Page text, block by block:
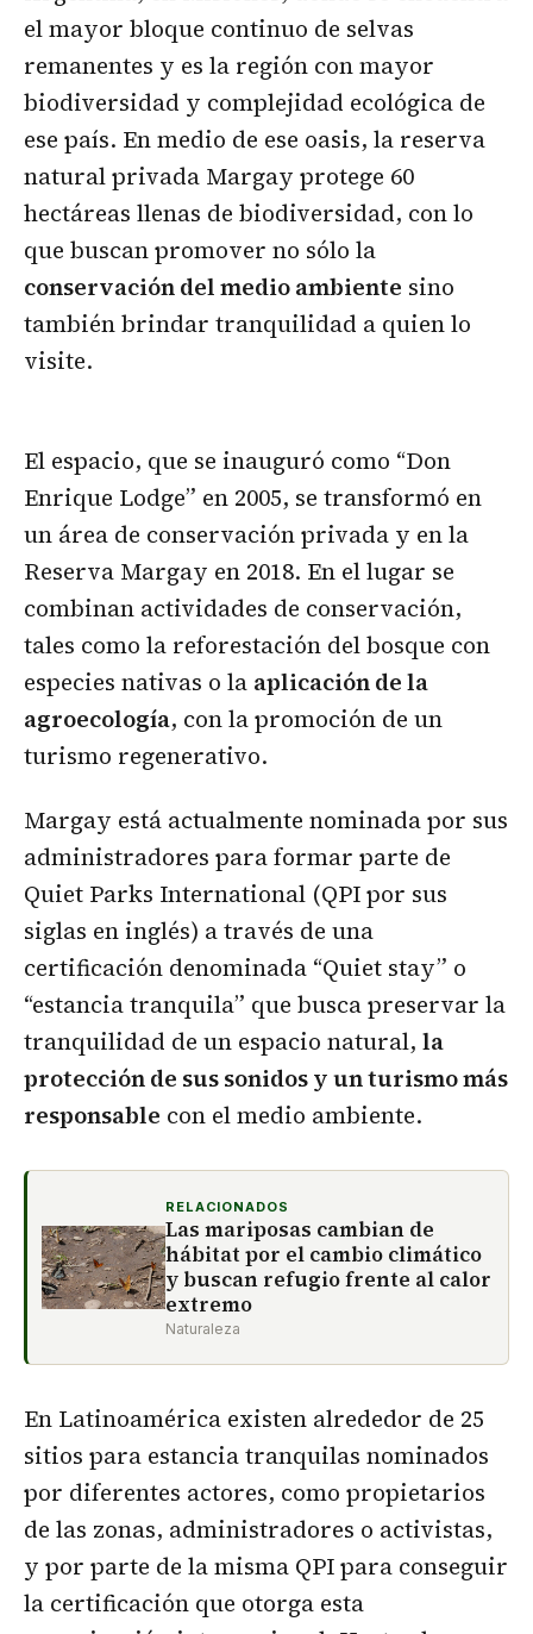
el mayor bloque continuo de selvas
remanentes y es la región con mayor
biodiversidad y complejidad ecológica de
ese país. En medio de ese oasis, la reserva
natural privada Margay protege 60
hectáreas llenas de biodiversidad, con lo
que buscan promover no sólo la
conservación del medio ambiente sino
también brindar tranquilidad a quien lo
visite.
El espacio, que se inauguró como “Don
Enrique Lodge” en 2005, se transformó en
un área de conservación privada y en la
Reserva Margay en 2018. En el lugar se
combinan actividades de conservación,
tales como la reforestación del bosque con
especies nativas o la aplicación de la
agroecología, con la promoción de un
turismo regenerativo.
Margay está actualmente nominada por sus
administradores para formar parte de
Quiet Parks International (QPI por sus
siglas en inglés) a través de una
certificación denominada “Quiet stay” o
“estancia tranquila” que busca preservar la
tranquilidad de un espacio natural, la
protección de sus sonidos y un turismo más
responsable con el medio ambiente.
RELACIONADOS
Las mariposas cambian de
hábitat por el cambio climático
y buscan refugio frente al calor
extremo
Naturaleza
En Latinoamérica existen alrededor de 25
sitios para estancia tranquilas nominados
por diferentes actores, como propietarios
de las zonas, administradores o activistas,
y por parte de la misma QPI para conseguir
la certificación que otorga esta